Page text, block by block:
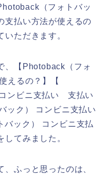
（フォトバッ
支払い方法が使えるの
ただきます。
、【Photoback（フォ
えるの？】【
ンビニ支払い 支払い
ック） コンビニ支払い
ック） コンビニ支払
てみました。
ふっと思ったのは、